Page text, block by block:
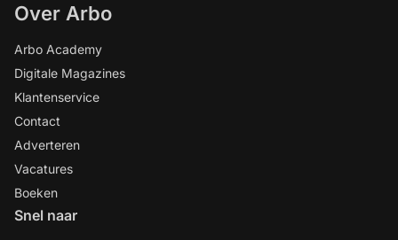
Over Arbo
Arbo Academy
Digitale Magazines
Klantenservice
Contact
Adverteren
Vacatures
Boeken
Snel naar